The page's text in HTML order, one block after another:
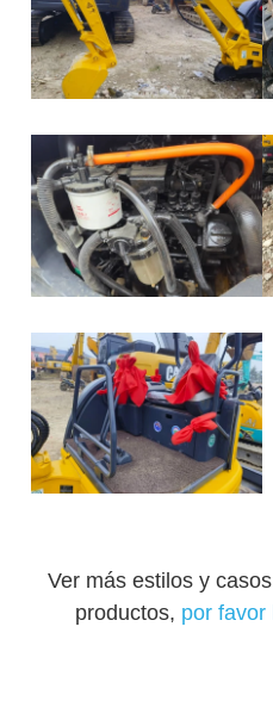
Ver más estilos y
productos, por favor